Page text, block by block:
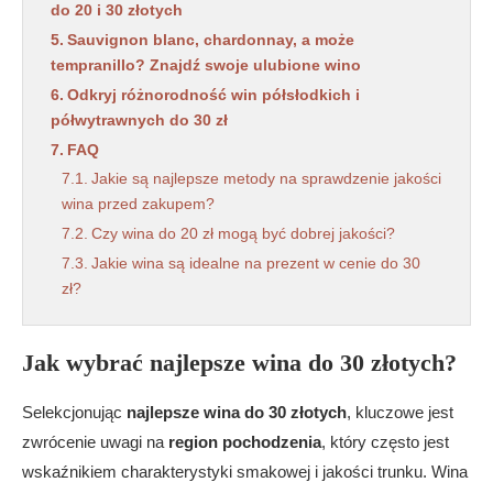
do 20 i 30 złotych
Sauvignon blanc, chardonnay, a może
tempranillo? Znajdź swoje ulubione wino
Odkryj różnorodność win półsłodkich i
półwytrawnych do 30 zł
FAQ
Jakie są najlepsze metody na sprawdzenie jakości
wina przed zakupem?
Czy wina do 20 zł mogą być dobrej jakości?
Jakie wina są idealne na prezent w cenie do 30
zł?
Jak wybrać najlepsze wina do 30 złotych?
Selekcjonując najlepsze wina do 30 złotych, kluczowe jest
zwrócenie uwagi na region pochodzenia, który często jest
wskaźnikiem charakterystyki smakowej i jakości trunku. Wina